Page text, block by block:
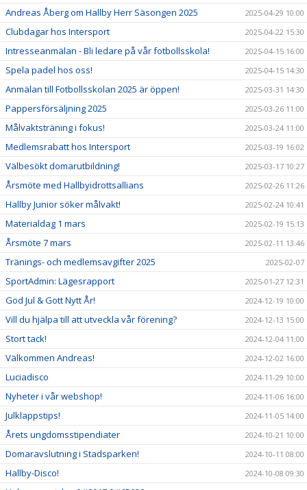
Andreas Åberg om Hallby Herr Säsongen 2025 2025-04-29 10:00
Clubdagar hos Intersport 2025-04-22 15:30
Intresseanmälan - Bli ledare på vår fotbollsskola! 2025-04-15 16:00
Spela padel hos oss! 2025-04-15 14:30
Anmälan till Fotbollsskolan 2025 är öppen! 2025-03-31 14:30
Pappersförsäljning 2025 2025-03-26 11:00
Målvaktsträning i fokus! 2025-03-24 11:00
Medlemsrabatt hos Intersport 2025-03-19 16:02
Välbesökt domarutbildning! 2025-03-17 10:27
Årsmöte med Hallbyidrottsallians 2025-02-26 11:26
Hallby Junior söker målvakt! 2025-02-24 10:41
Materialdag 1 mars 2025-02-19 15:13
Årsmöte 7 mars 2025-02-11 13:46
Tränings- och medlemsavgifter 2025 2025-02-07
SportAdmin: Lägesrapport 2025-01-27 12:31
God Jul & Gott Nytt År! 2024-12-19 10:00
Vill du hjälpa till att utveckla vår förening? 2024-12-13 15:00
Stort tack! 2024-12-04 11:00
Välkommen Andreas! 2024-12-02 16:00
Luciadisco 2024-11-29 10:00
Nyheter i vår webshop! 2024-11-06 16:00
Julklappstips! 2024-11-05 14:00
Årets ungdomsstipendiater 2024-10-21 10:00
Domaravslutning i Stadsparken! 2024-10-11 08:00
Hallby-Disco! 2024-10-08 09:30